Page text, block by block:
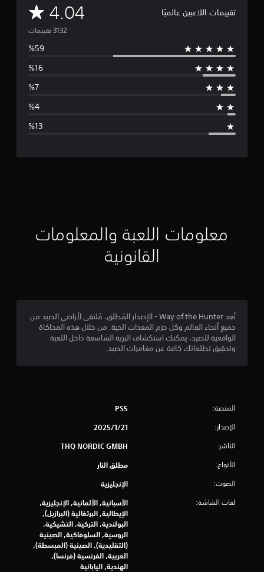
تقييمات اللاعبين عالميًا 4.04م
ت
و
س
ط
ت
ي
.
0
ن
ج
معلومات اللعبة والمعلومات
القانونية
تُعد Way of the Hunter - الإصدار المُطلق، مُلتقى لأراضي الصيد من
جميع أنحاء العالم وكل حزم المعدات الحية. من خلال هذه المحاكاة
الواقعية للصيد، يمكنك استكشاف البرية الشاسعة داخل اللعبة
وتحقيق تطلعاتك كافة عن مغامرات الصيد.
المنصة: PS5
الإصدار: 21‏/1‏/2025
الناشر: THQ NORDIC GMBH
الأنواع: مطلق النار
الصوت: الإنجليزية
لغات الشاشة:
الأسبانية, الألمانية, الإنجليزية,
الإيطالية, البرتغالية (البرازيل),
البولندية, التركية, التشيكية,
الروسية, السلوفاكية, الصينية
(التقليدية), الصينية (المبسطة),
العربية, الفرنسية (فرنسا),
الهندية, اليابانية